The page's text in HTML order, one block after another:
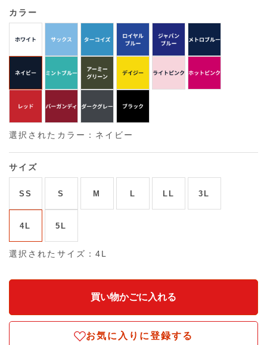
カラー
選択されたカラー：ネイビー
サイズ
SS S M L LL 3L
4L 5L
選択されたサイズ：4L
お気に入りに登録する